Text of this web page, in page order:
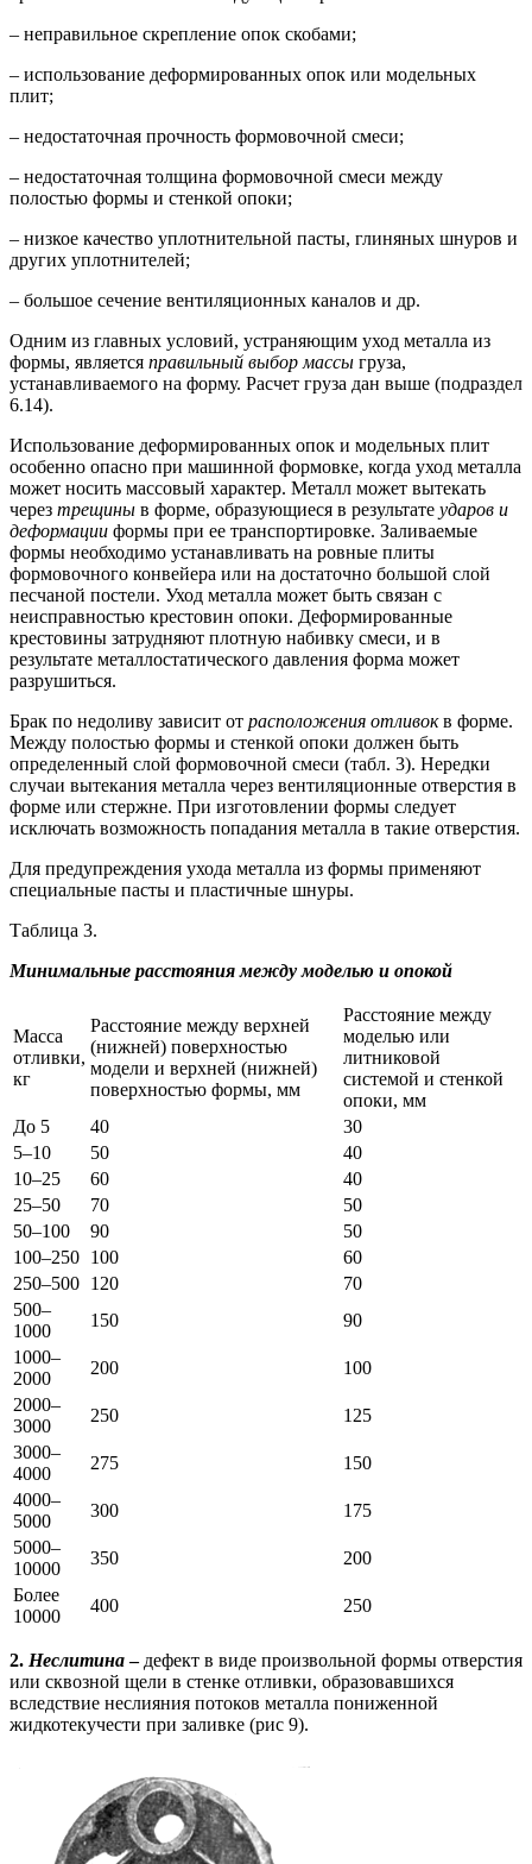
– неправильное скрепление опок скобами;
– использование деформированных опок или модельных
плит;
– недостаточная прочность формовочной смеси;
– недостаточная толщина формовочной смеси между
полостью формы и стенкой опоки;
– низкое качество уплотнительной пасты, глиняных шнуров и
других уплотнителей;
– большое сечение вентиляционных каналов и др.
Одним из главных условий, устраняющим уход металла из
формы, является правильный выбор массы груза,
устанавливаемого на форму. Расчет груза дан выше (подраздел
6.14).
Использование деформированных опок и модельных плит
особенно опасно при машинной формовке, когда уход металла
может носить массовый характер. Металл может вытекать
через трещины в форме, образующиеся в результате ударов и
деформации формы при ее транспортировке. Заливаемые
формы необходимо устанавливать на ровные плиты
формовочного конвейера или на достаточно большой слой
песчаной постели. Уход металла может быть связан с
неисправностью крестовин опоки. Деформированные
крестовины затрудняют плотную набивку смеси, и в
результате металлостатического давления форма может
разрушиться.
Брак по недоливу зависит от расположения отливокв форме.
Между полостью формы и стенкой опоки должен быть
определенный слой формовочной смеси (табл. 3). Нередки
случаи вытекания металла через вентиляционные отверстия в
форме или стержне. При изготовлении формы следует
исключать возможность попадания металла в такие отверстия.
Для предупреждения ухода металла из формы применяют
специальные пасты и пластичные шнуры.
Таблица 3.
Минимальные расстояния между моделью и опокой
Масса
отливки,
кг
Расстояние между верхней
(нижней) поверхностью
модели и верхней (нижней)
поверхностью формы, мм
Расстояние между
моделью или
литниковой
системой и стенкой
опоки, мм
До 5
40
30
5–10
50
40
10–25
60
40
25–50
70
50
50–100
90
50
100–250 100
60
250–500 120
70
500–
1000
150
90
1000–
2000
200
100
2000–
3000
250
125
3000–
4000
275
150
4000–
5000
300
175
5000–
10000
350
200
Более
10000
400 250
2. Неслитина–дефект в виде произвольной формы отверстия
или сквозной щели в стенке отливки, образовавшихся
вследствие неслияния потоков металла пониженной
жидкотекучести при заливке (рис 9).